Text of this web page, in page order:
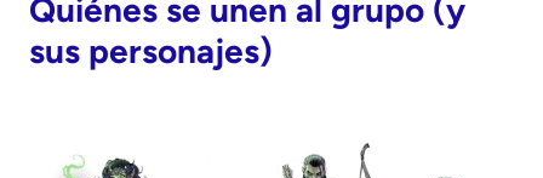
Quiénes se unen al grupo (y
sus personajes)